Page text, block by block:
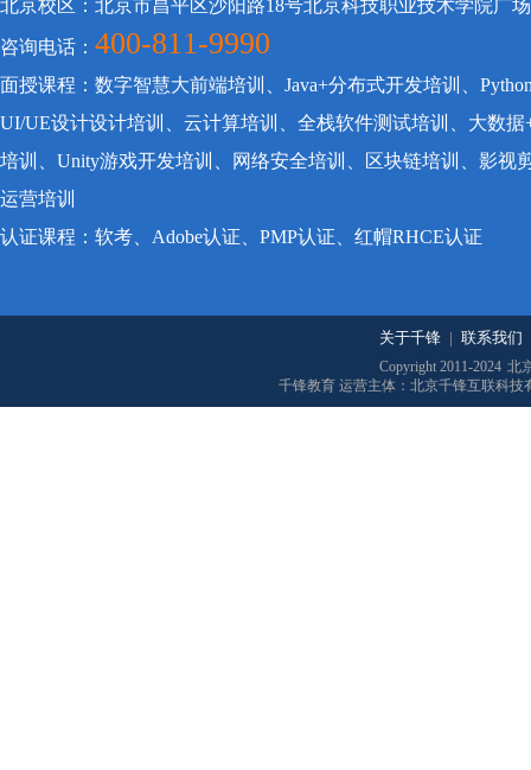
北京校区：北京市昌平区沙阳路18号北京科技职业技术学院广
咨询电话： 400-811-9990
面授课程：数字智慧大前端培训、Java+分布式开发培训、
UI/UE设计设计培训、云计算培训、全栈软件测试培训、大数
培训、Unity游戏开发培训、网络安全培训、区块链培训、影视
运营培训
认证课程：软考、Adobe认证、PMP认证、红帽RHCE认证
关于千锋 | 联系我们
Copyright 2011-2024 北
千锋教育 运营主体：北京千锋互联科